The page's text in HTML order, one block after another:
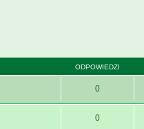
ODPOWIEDZI
0
0